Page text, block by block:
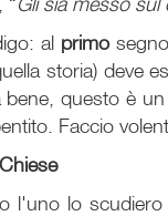
al primosegno
storia) deve
questo è
Faccio
l'uno lo